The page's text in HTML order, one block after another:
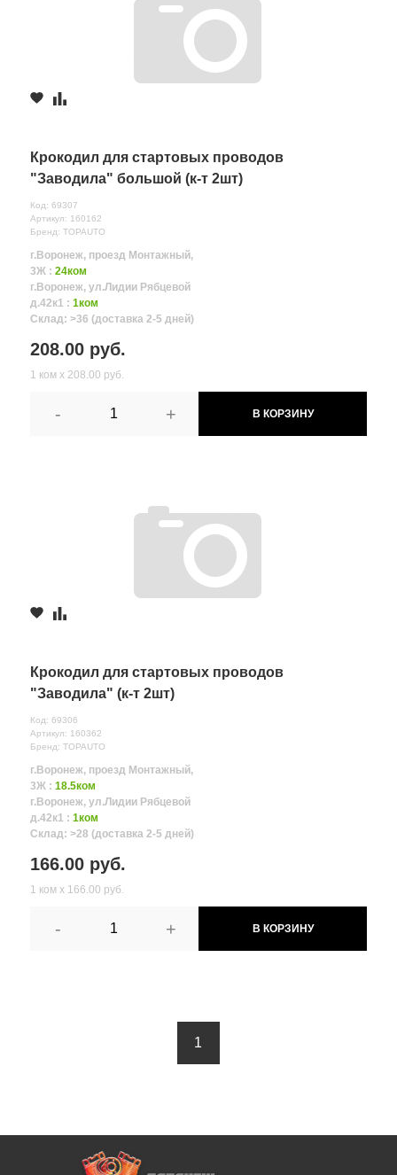
Крокодил для стартовых проводов
"Заводила" большой (к-т 2шт)
Код: 69307
Артикул: 160162
Бренд: TOPAUTO
г.Воронеж, проезд Монтажный,
3Ж : 24ком
г.Воронеж, ул.Лидии Рябцевой
д.42к1 : 1ком
Склад: >36 (доставка 2-5 дней)
208.00 руб.
1 ком х 208.00 руб.
- + В КОРЗИНУ
Крокодил для стартовых проводов
"Заводила" (к-т 2шт)
Код: 69306
Артикул: 160362
Бренд: TOPAUTO
г.Воронеж, проезд Монтажный,
3Ж : 18.5ком
г.Воронеж, ул.Лидии Рябцевой
д.42к1 : 1ком
Склад: >28 (доставка 2-5 дней)
166.00 руб.
1 ком х 166.00 руб.
- + В КОРЗИНУ
1